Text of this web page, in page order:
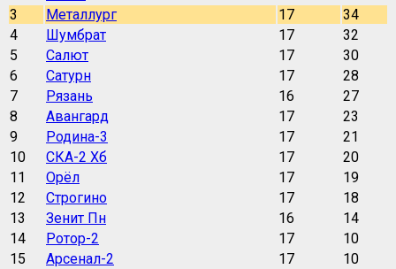
3
Металлург 17
34
4
Шумбрат 17
32
5
Салют 17
30
6
Сатурн 17
28
7
Рязань 16
27
8
Авангард 17
23
9
Родина-3 17
21
10
СКА-2 Хб 17
20
11
Орёл 17
19
12
Строгино 17
18
13
Зенит Пн 16
14
14
Ротор-2 17
10
15
Арсенал-2 17
10